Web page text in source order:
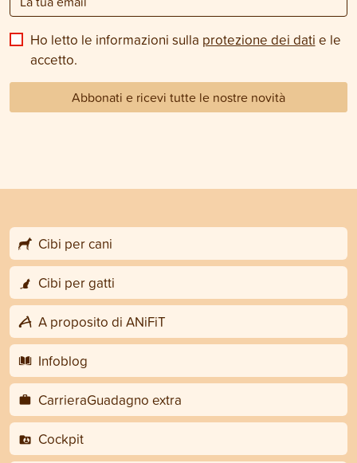
Ho letto le informazioni sulla protezione dei dati e le
accetto.
Abbonati e ricevi tutte le nostre novità
Cibi per cani
Cibi per gatti
A proposito di ANiFiT
Infoblog
CarrieraGuadagno extra
Cockpit